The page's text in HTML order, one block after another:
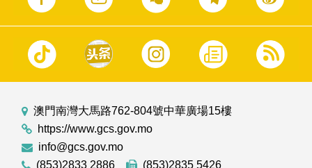
澳門南灣大馬路762-804號中華廣場15樓
https://www.gcs.gov.mo
info@gcs.gov.mo
(853)2833 2886
(853)2835 5426